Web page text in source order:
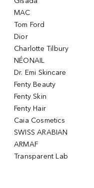
MAC
Tom Ford
Dior
Charlotte Tilbury
NÉONAIL
Dr. Emi Skincare
Fenty Beauty
Fenty Skin
Fenty Hair
Caia Cosmetics
SWISS ARABIAN
ARMAF
Transparent Lab